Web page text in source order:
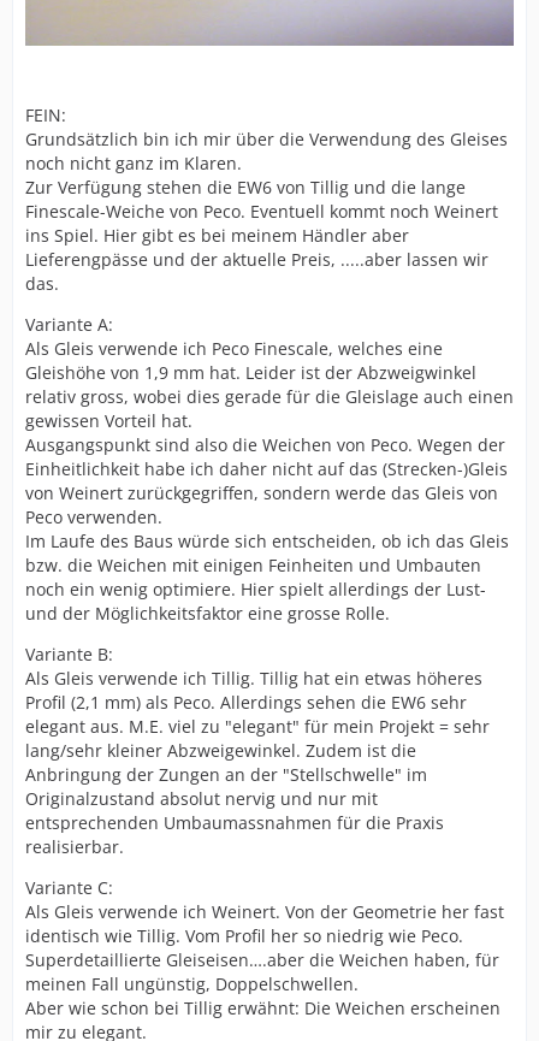
FEIN:
Grundsätzlich bin ich mir über die Verwendung des Gleises
noch nicht ganz im Klaren.
Zur Verfügung stehen die EW6 von Tillig und die lange
Finescale-Weiche von Peco. Eventuell kommt noch Weinert
ins Spiel. Hier gibt es bei meinem Händler aber
Lieferengpässe und der aktuelle Preis, .....aber lassen wir
das.
Variante A:
Als Gleis verwende ich Peco Finescale, welches eine
Gleishöhe von 1,9 mm hat. Leider ist der Abzweigwinkel
relativ gross, wobei dies gerade für die Gleislage auch einen
gewissen Vorteil hat.
Ausgangspunkt sind also die Weichen von Peco. Wegen der
Einheitlichkeit habe ich daher nicht auf das (Strecken-)Gleis
von Weinert zurückgegriffen, sondern werde das Gleis von
Peco verwenden.
Im Laufe des Baus würde sich entscheiden, ob ich das Gleis
bzw. die Weichen mit einigen Feinheiten und Umbauten
noch ein wenig optimiere. Hier spielt allerdings der Lust-
und der Möglichkeitsfaktor eine grosse Rolle.
Variante B:
Als Gleis verwende ich Tillig. Tillig hat ein etwas höheres
Profil (2,1 mm) als Peco. Allerdings sehen die EW6 sehr
elegant aus. M.E. viel zu "elegant" für mein Projekt = sehr
lang/sehr kleiner Abzweigewinkel. Zudem ist die
Anbringung der Zungen an der "Stellschwelle" im
Originalzustand absolut nervig und nur mit
entsprechenden Umbaumassnahmen für die Praxis
realisierbar.
Variante C:
Als Gleis verwende ich Weinert. Von der Geometrie her fast
identisch wie Tillig. Vom Profil her so niedrig wie Peco.
Superdetaillierte Gleiseisen….aber die Weichen haben, für
meinen Fall ungünstig, Doppelschwellen.
Aber wie schon bei Tillig erwähnt: Die Weichen erscheinen
mir zu elegant.